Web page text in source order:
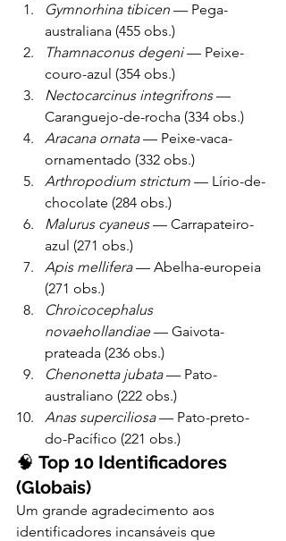
Gymnorhina tibicen — Pega-
australiana (455 obs.)
Thamnaconus degeni — Peixe-
couro-azul (354 obs.)
Nectocarcinus integrifrons —
Caranguejo-de-rocha (334 obs.)
Aracana ornata — Peixe-vaca-
ornamentado (332 obs.)
Arthropodium strictum — Lírio-de-
chocolate (284 obs.)
Malurus cyaneus — Carrapateiro-
azul (271 obs.)
Apis mellifera — Abelha-europeia
(271 obs.)
Chroicocephalus
novaehollandiae — Gaivota-
prateada (236 obs.)
Chenonetta jubata — Pato-
australiano (222 obs.)
Anas superciliosa — Pato-preto-
do-Pacífico (221 obs.)
🧠 Top 10 Identificadores
(Globais)
Um grande agradecimento aos
identificadores incansáveis que